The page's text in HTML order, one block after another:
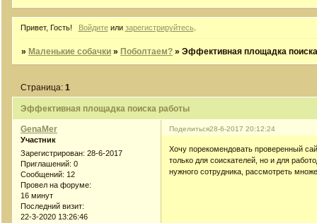
Привет, Гость! Войдитеили зарегистрируйтесь
» Маленькие собачки » Поболтаем? »Эффективная площадка
Эффективная площадка поиска работы
Страница:1
Поделиться28-6-2017 20:12:24
GenaMer
Участник
Зарегистрирован: 28-6-2017
Приглашений: 0
Сообщений: 12
Провел на форуме:
16 минут
Последний визит:
22-3-2020 13:26:46
Хочу порекомендовать проверенный
только для соискателей, но и для
нужного сотрудника, рассмотреть